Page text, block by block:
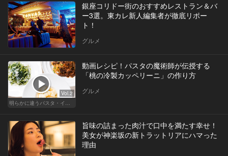
銀座コリドー街のおすすめレストラン＆バ
ー3選。東カレ新人編集者が徹底リポー
ト！
グルメ
Vol.2
明らかに違うパスタ・イタリアン
動画レシピ！パスタの魔術師が伝授する
「桃の冷製カッペリーニ」の作り方
グルメ
旨味の詰まった肉汁で口中を満たす幸せ！
美女が神楽坂の新トラットリアにハマった
理由